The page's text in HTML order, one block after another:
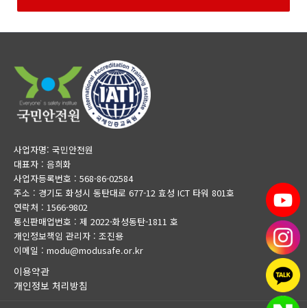
사업자명: 국민안전원
대표자 : 음희화
사업자등록번호 : 568-86-02584
주소 : 경기도 화성시 동탄대로 677-12 효성 ICT 타워 801호
연락처 : 1566-9802
통신판매업번호 : 제 2022-화성동탄-1811 호
개인정보책임 관리자 : 조진용
이메일 : modu@modusafe.or.kr
이용약관
개인정보 처리방침